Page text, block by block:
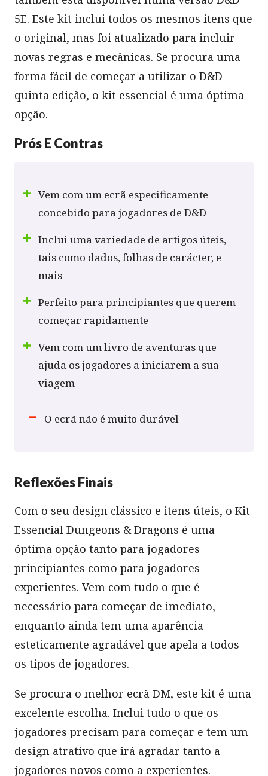
5E. Este kit inclui todos os mesmos itens que
o original, mas foi atualizado para incluir
novas regras e mecânicas. Se procura uma
forma fácil de começar a utilizar o D&D
quinta edição, o kit essencial é uma óptima
opção.
Prós E Contras
Vem com um ecrã especificamente
concebido para jogadores de D&D
Inclui uma variedade de artigos úteis,
tais como dados, folhas de carácter, e
mais
Perfeito para principiantes que querem
começar rapidamente
Vem com um livro de aventuras que
ajuda os jogadores a iniciarem a sua
viagem
O ecrã não é muito durável
Reflexões Finais
Com o seu design clássico e itens úteis, o Kit
Essencial Dungeons & Dragons é uma
óptima opção tanto para jogadores
principiantes como para jogadores
experientes. Vem com tudo o que é
necessário para começar de imediato,
enquanto ainda tem uma aparência
esteticamente agradável que apela a todos
os tipos de jogadores.
Se procura o melhor ecrã DM, este kit é uma
excelente escolha. Inclui tudo o que os
jogadores precisam para começar e tem um
design atrativo que irá agradar tanto a
jogadores novos como a experientes.